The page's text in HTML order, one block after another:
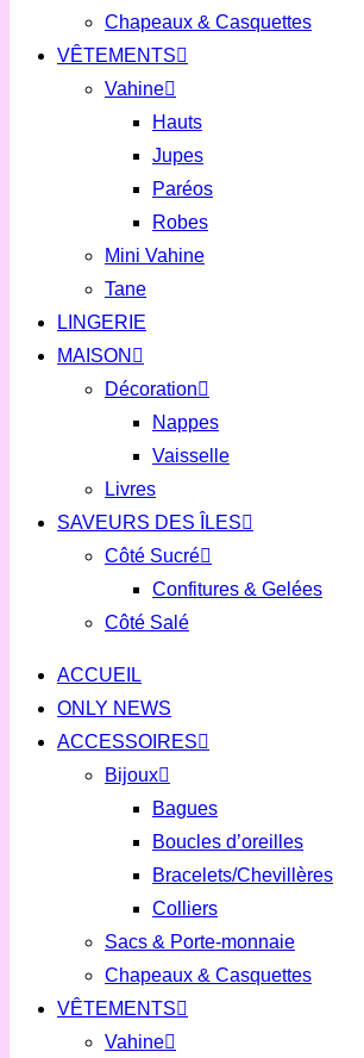
Chapeaux & Casquettes
VÊTEMENTS
Vahine
Hauts
Jupes
Paréos
Robes
Mini Vahine
Tane
LINGERIE
MAISON
Décoration
Nappes
Vaisselle
Livres
SAVEURS DES ÎLES
Côté Sucré
Confitures & Gelées
Côté Salé
ACCUEIL
ONLY NEWS
ACCESSOIRES
Bijoux
Bagues
Boucles d’oreilles
Bracelets/Chevillères
Colliers
Sacs & Porte-monnaie
Chapeaux & Casquettes
VÊTEMENTS
Vahine